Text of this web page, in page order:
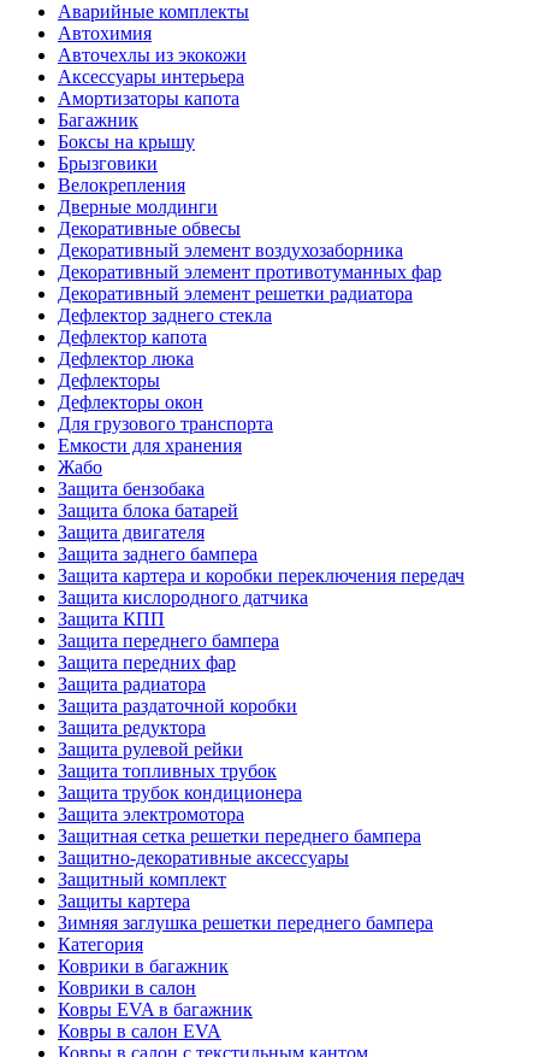
Аварийные комплекты
Автохимия
Авточехлы из экокожи
Аксессуары интерьера
Амортизаторы капота
Багажник
Боксы на крышу
Брызговики
Велокрепления
Дверные молдинги
Декоративные обвесы
Декоративный элемент воздухозаборника
Декоративный элемент противотуманных фар
Декоративный элемент решетки радиатора
Дефлектор заднего стекла
Дефлектор капота
Дефлектор люка
Дефлекторы
Дефлекторы окон
Для грузового транспорта
Емкости для хранения
Жабо
Защита бензобака
Защита блока батарей
Защита двигателя
Защита заднего бампера
Защита картера и коробки переключения передач
Защита кислородного датчика
Защита КПП
Защита переднего бампера
Защита передних фар
Защита радиатора
Защита раздаточной коробки
Защита редуктора
Защита рулевой рейки
Защита топливных трубок
Защита трубок кондиционера
Защита электромотора
Защитная сетка решетки переднего бампера
Защитно-декоративные аксессуары
Защитный комплект
Защиты картера
Зимняя заглушка решетки переднего бампера
Категория
Коврики в багажник
Коврики в салон
Ковры EVA в багажник
Ковры в салон EVA
Ковры в салон с текстильным кантом